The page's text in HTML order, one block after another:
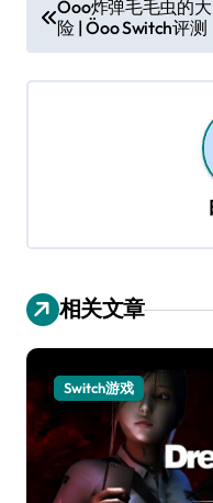
章
导
Öoo炸弹毛毛虫的大
险 | Öoo Switch评测
相关文章
Switch游戏